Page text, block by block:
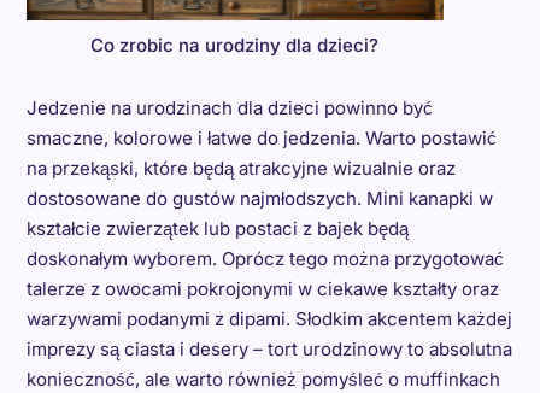
Co zrobic na urodziny dla dzieci?
Jedzenie na urodzinach dla dzieci powinno być
smaczne, kolorowe i łatwe do jedzenia. Warto postawić
na przekąski, które będą atrakcyjne wizualnie oraz
dostosowane do gustów najmłodszych. Mini kanapki w
kształcie zwierzątek lub postaci z bajek będą
doskonałym wyborem. Oprócz tego można przygotować
talerze z owocami pokrojonymi w ciekawe kształty oraz
warzywami podanymi z dipami. Słodkim akcentem każdej
imprezy są ciasta i desery – tort urodzinowy to absolutna
konieczność, ale warto również pomyśleć o muffinkach